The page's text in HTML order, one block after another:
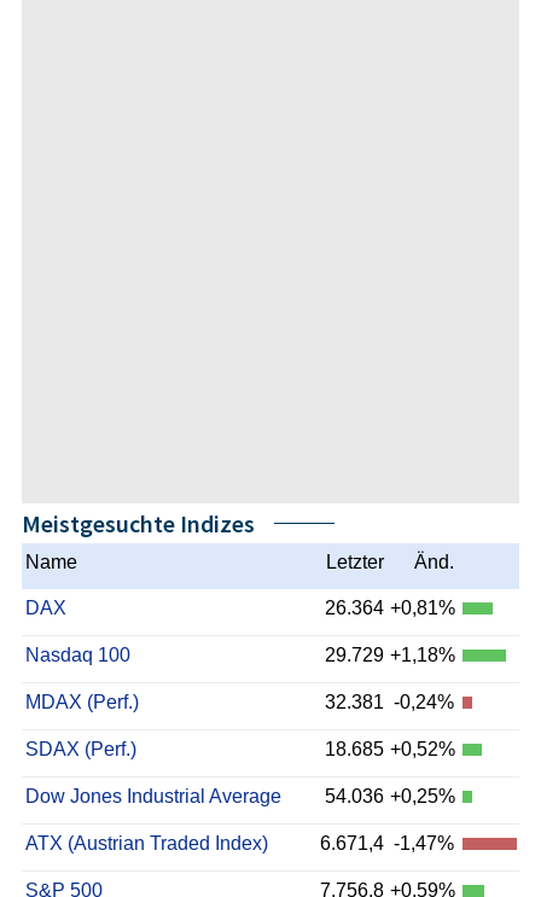
Meistgesuchte Indizes
Name Letzter Änd.
DAX 26.364 +0,81%
Nasdaq 100 29.729 +1,18%
MDAX (Perf.) 32.381 -0,24%
SDAX (Perf.) 18.685 +0,52%
Dow Jones Industrial Average 54.036 +0,25%
ATX (Austrian Traded Index) 6.671,4 -1,47%
S&P 500 7.756,8 +0,59%